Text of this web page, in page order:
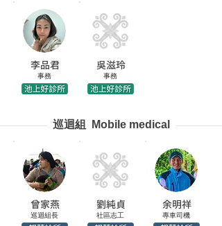
李品君
事務
吳滋玲
事務
巡迴組 Mobile medical
曾家燕
巡迴組長
劉純貞
社區志工
余明祥
專車司機